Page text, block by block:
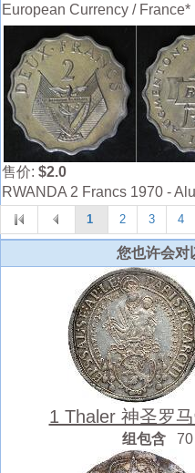
European Currency / France*
售价: $2.0
RWANDA 2 Francs 1970 -
1 2 3 4
您也许会对
1 Thaler 神圣罗
组包含